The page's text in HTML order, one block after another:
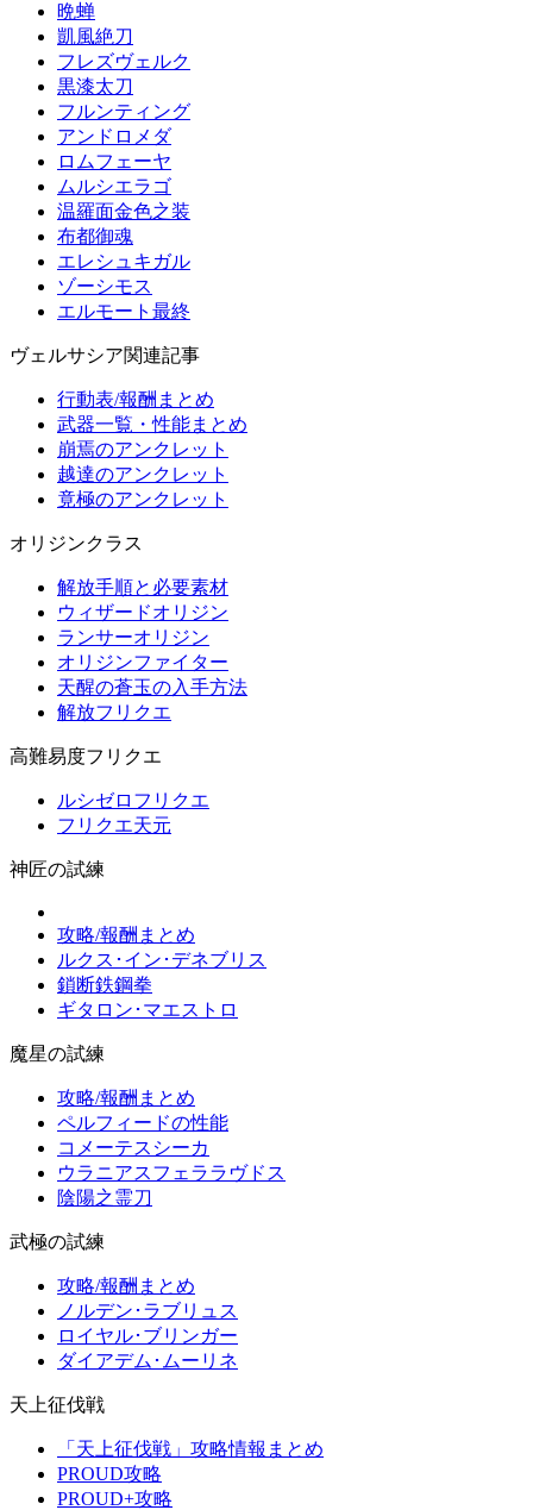
晩蝉
凱風絶刀
フレズヴェルク
黒漆太刀
フルンティング
アンドロメダ
ロムフェーヤ
ムルシエラゴ
温羅面金色之装
布都御魂
エレシュキガル
ゾーシモス
エルモート最終
ヴェルサシア関連記事
行動表/報酬まとめ
武器一覧・性能まとめ
崩焉のアンクレット
越達のアンクレット
竟極のアンクレット
オリジンクラス
解放手順と必要素材
ウィザードオリジン
ランサーオリジン
オリジンファイター
天醒の蒼玉の入手方法
解放フリクエ
高難易度フリクエ
ルシゼロフリクエ
フリクエ天元
神匠の試練
攻略/報酬まとめ
ルクス･イン･デネブリス
鎖断鉄鋼拳
ギタロン･マエストロ
魔星の試練
攻略/報酬まとめ
ペルフィードの性能
コメーテスシーカ
ウラニアスフェララヴドス
陰陽之霊刀
武極の試練
攻略/報酬まとめ
ノルデン･ラブリュス
ロイヤル･ブリンガー
ダイアデム･ムーリネ
天上征伐戦
「天上征伐戦」攻略情報まとめ
PROUD攻略
PROUD+攻略